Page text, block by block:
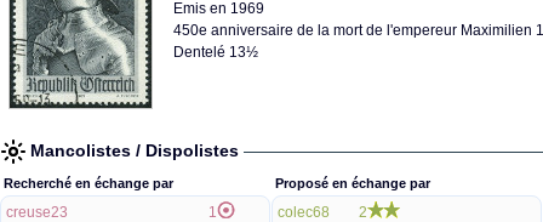
Emis en 1969
450e anniversaire de la mort de l'empereur Maximilien
Dentelé 13½
Mancolistes / Dispolistes
Recherché en échange par
creuse23 1
Proposé en échange par
colec68 2